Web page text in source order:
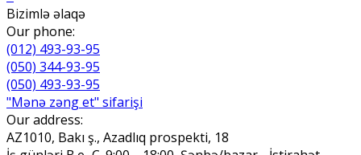
Bizimlə əlaqə
Our phone:
(012) 493-93-95
(050) 344-93-95
(050) 493-93-95
"Mənə zəng et" sifarişi
Our address:
AZ1010, Bakı ş., Azadlıq prospekti, 18